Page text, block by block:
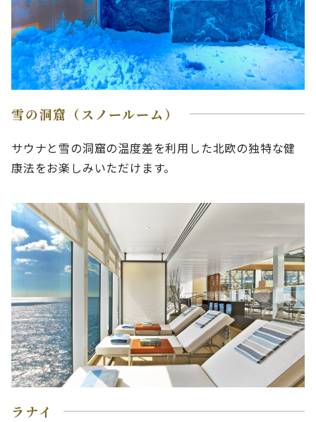
雪の洞窟（スノールーム）
サウナと雪の洞窟の温度差を利用した北欧の独特な健
康法をお楽しみいただけます。
ラナイ